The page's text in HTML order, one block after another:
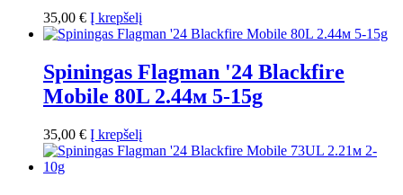
35,00 € Į krepšelį
Spiningas Flagman '24 Blackfire
Mobile 80L 2.44м 5-15g
35,00 € Į krepšelį